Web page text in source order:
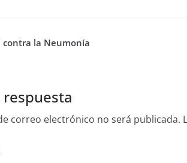
contra la Neumonía
correo electrónico no será publicada.